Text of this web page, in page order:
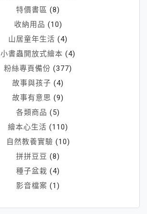
特價書區 (8)
收納用品 (10)
山居童年生活 (4)
小書蟲開放式繪本 (4)
粉絲專頁備份 (377)
故事與孩子 (4)
故事有意思 (9)
各類商品 (5)
繪本心生活 (110)
自然教養實驗 (10)
拼拼豆豆 (8)
種子盆栽 (4)
影音檔案 (1)